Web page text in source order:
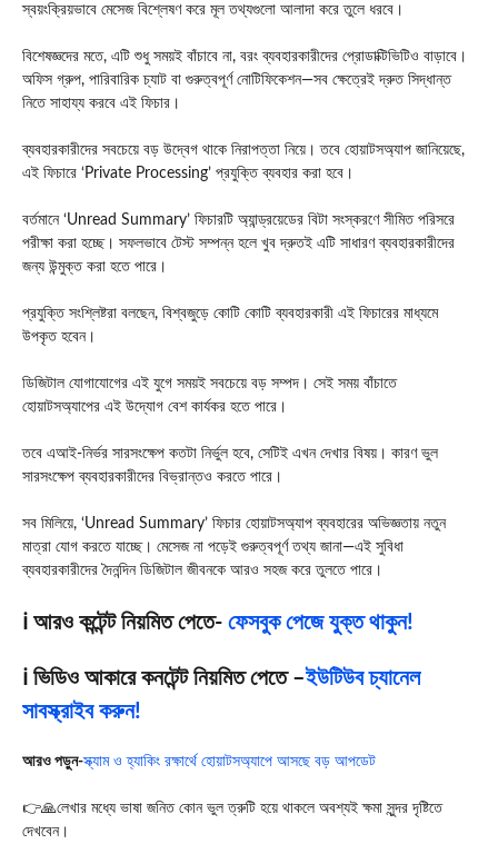
স্বয়ংক্রিয়ভাবে মেসেজ বিশ্লেষণ করে মূল তথ্যগুলো আলাদা করে তুলে ধরবে।
বিশেষজ্ঞদের মতে, এটি শুধু সময়ই বাঁচাবে না, বরং ব্যবহারকারীদের প্রোডাক্টিভিটিও বাড়াবে।
অফিস গ্রুপ, পারিবারিক চ্যাট বা গুরুত্বপূর্ণ নোটিফিকেশন—সব ক্ষেত্রেই দ্রুত সিদ্ধান্ত
নিতে সাহায্য করবে এই ফিচার।
ব্যবহারকারীদের সবচেয়ে বড় উদ্বেগ থাকে নিরাপত্তা নিয়ে। তবে হোয়াটসঅ্যাপ জানিয়েছে,
এই ফিচারে ‘Private Processing’ প্রযুক্তি ব্যবহার করা হবে।
বর্তমানে ‘Unread Summary’ ফিচারটি অ্যান্ড্রয়েডের বিটা সংস্করণে সীমিত পরিসরে
পরীক্ষা করা হচ্ছে। সফলভাবে টেস্ট সম্পন্ন হলে খুব দ্রুতই এটি সাধারণ ব্যবহারকারীদের
জন্য উন্মুক্ত করা হতে পারে।
প্রযুক্তি সংশ্লিষ্টরা বলছেন, বিশ্বজুড়ে কোটি কোটি ব্যবহারকারী এই ফিচারের মাধ্যমে
উপকৃত হবেন।
ডিজিটাল যোগাযোগের এই যুগে সময়ই সবচেয়ে বড় সম্পদ। সেই সময় বাঁচাতে
হোয়াটসঅ্যাপের এই উদ্যোগ বেশ কার্যকর হতে পারে।
তবে এআই-নির্ভর সারসংক্ষেপ কতটা নির্ভুল হবে, সেটিই এখন দেখার বিষয়। কারণ ভুল
সারসংক্ষেপ ব্যবহারকারীদের বিভ্রান্তও করতে পারে।
সব মিলিয়ে, ‘Unread Summary’ ফিচার হোয়াটসঅ্যাপ ব্যবহারের অভিজ্ঞতায় নতুন
মাত্রা যোগ করতে যাচ্ছে। মেসেজ না পড়েই গুরুত্বপূর্ণ তথ্য জানা—এই সুবিধা
ব্যবহারকারীদের দৈনন্দিন ডিজিটাল জীবনকে আরও সহজ করে তুলতে পারে।
ℹ️ আরও কন্টেন্ট নিয়মিত পেতে- ফেসবুক পেজে যুক্ত থাকুন!
ℹ️ ভিডিও আকারে কনটেন্ট নিয়মিত পেতে –ইউটিউব চ্যানেল
সাবস্ক্রাইব করুন!
আরও পড়ুন-স্ক্যাম ও হ্যাকিং রক্ষার্থে হোয়াটসঅ্যাপে আসছে বড় আপডেট
👉🙏লেখার মধ্যে ভাষা জনিত কোন ভুল ত্রুটি হয়ে থাকলে অবশ্যই ক্ষমা সুন্দর দৃষ্টিতে
দেখবেন।